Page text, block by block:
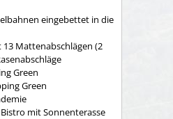
eingebettet in die
13 Mattenabschlägen (2
Green
Green
mit Sonnenterasse